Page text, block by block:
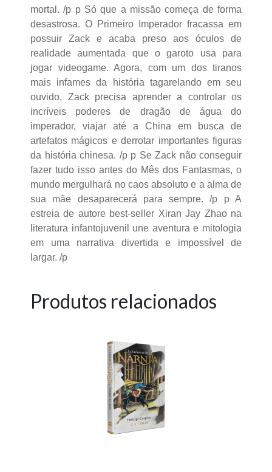
mortal. /p p Só que a missão começa de forma
desastrosa. O Primeiro Imperador fracassa em
possuir Zack e acaba preso aos óculos de
realidade aumentada que o garoto usa para
jogar videogame. Agora, com um dos tiranos
mais infames da história tagarelando em seu
ouvido, Zack precisa aprender a controlar os
incríveis poderes de dragão de água do
imperador, viajar até a China em busca de
artefatos mágicos e derrotar importantes figuras
da história chinesa. /p p Se Zack não conseguir
fazer tudo isso antes do Mês dos Fantasmas, o
mundo mergulhará no caos absoluto e a alma de
sua mãe desaparecerá para sempre. /p p A
estreia de autore best-seller Xiran Jay Zhao na
literatura infantojuvenil une aventura e mitologia
em uma narrativa divertida e impossível de
largar. /p
Produtos relacionados